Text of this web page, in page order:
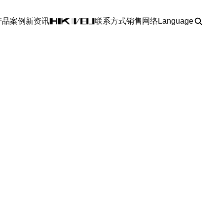
品案例 新资讯 联系方式销售网络Language